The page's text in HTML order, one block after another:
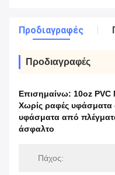
Προδιαγραφές
Προδιαγραφές
Επισημαίνω: 10oz
Χωρίς ραφές υφάσματα
υφάσματα από
άσφαλτο
Πάχος: